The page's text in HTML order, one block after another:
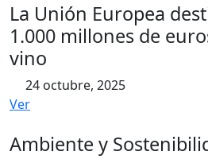
La Unión Europea
1.000 millones de
vino
24 octubre, 2025
Ver
Ambiente y